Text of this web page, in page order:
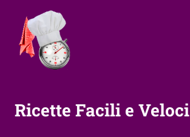
contenuto
Ricette Facili e Veloci